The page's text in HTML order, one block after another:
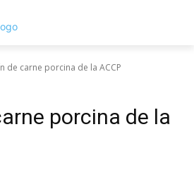
de carne porcina de la ACCP
porcina de la